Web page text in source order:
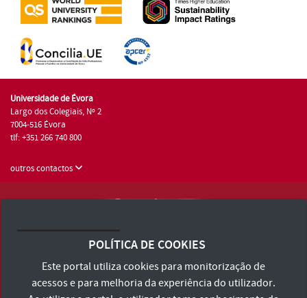
Universidade de Évora
Largo dos Colegiais, Nº 2
7004-516 Évora
tlf: +351 266 740 800
outros contactos
Consulte os Termos e Condições e Política de Privacidade
Declaração de Acessibilidade
POLÍTICA DE COOKIES
Este portal utiliza cookies para monitorização de
acessos e para melhoria da experiência do utilizador.